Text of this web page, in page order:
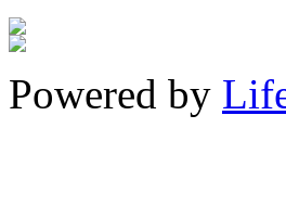
Powered by